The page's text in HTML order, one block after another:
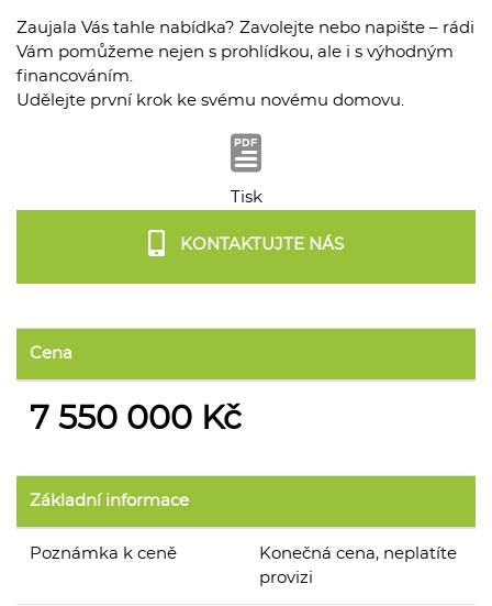
Zaujala Vás tahle nabídka? Zavolejte nebo napište – rádi
Vám pomůžeme nejen s prohlídkou, ale i s výhodným
financováním.
Udělejte první krok ke svému novému domovu.
Tisk
KONTAKTUJTE NÁS
Cena
7 550 000 Kč
Základní informace
Poznámka k ceně
Konečná cena, neplatíte
provizi